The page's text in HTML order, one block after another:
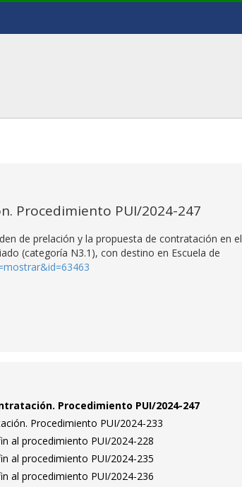
Procedimiento PUI/2024-247
de prelación y la propuesta de contratación en el
(categoría N3.1), con destino en Escuela de
Procedimiento PUI/2024-247
Procedimiento PUI/2024-233
al procedimiento PUI/2024-228
al procedimiento PUI/2024-235
al procedimiento PUI/2024-236